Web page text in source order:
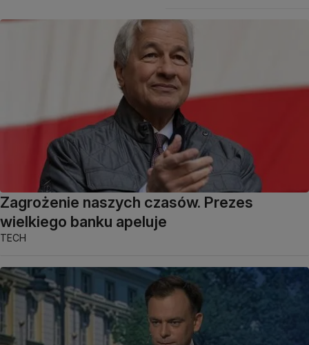
Zagrożenie naszych czasów. Prezes
wielkiego banku apeluje
TECH